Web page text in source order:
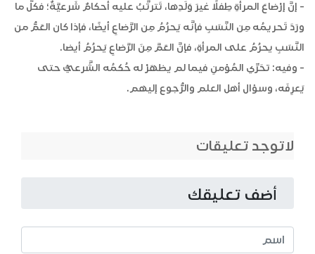
- إنَّ إرْضاعَ المرأةِ طِفلًا غيرَ وَلَدِها، تَترتَّبُ عليه أحكامٌ شَرعيَّةٌ؛ فكلُّ ما
ورَدَ تَحريمُه مِن النَّسَبِ فإنَّه يَحرُمُ مِن الرَّضاعِ أيضًا، فإذا كان العَمُّ من
النَّسَبِ يحرُمُ على المرأةِ، فإنَّ العَمَّ مِنَ الرَّضاعِ يَحرُمُ أيضا.
- وفيه: تحَرِّي المُؤمنِ فيما لم يظهَرْ له حُكمُه الشَّرعيُّ حتى
يَعرِفَه، وسؤال أهل العلم والرُّجوع إليهم.
لاتوجد تعليقات
أضف تعليقك